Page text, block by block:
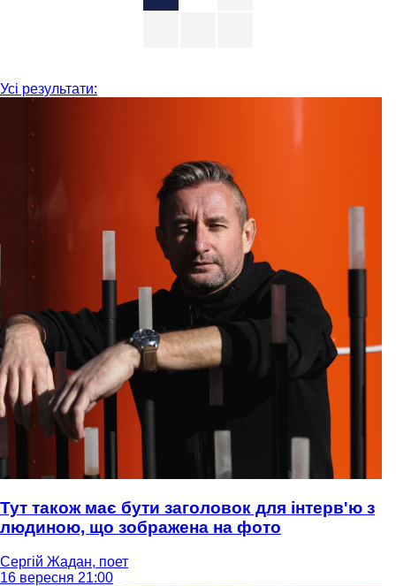
Усі результати:
Тут також має бути заголовок для інтерв'ю з
людиною, що зображена на фото
Сергій Жадан, поет
16 вересня 21:00